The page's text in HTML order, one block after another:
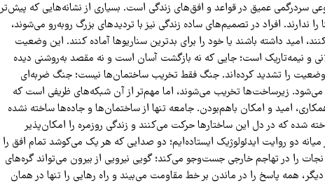
سردرگمی عمیق در قواعد و افق‌های زندگی است. بسیاری از نشانه‌هایی که پیش‌تر
ندارند. افراد در تصمیم‌های ساده زندگی نیز با تردیدهای بزرگ روبه‌رو می‌شوند،
امید داشته باشند یا خود را برای بدترین سناریوها آماده کنند. این وضعیت
و نیمه‌تاریک است؛ جایی که نه بازگشت آسان است و نه مقصد به‌روشنی دیده
را تشدید کرده‌اند. جنگ فقط تخریب ساختمان‌ها نیست؛ جنگ ضربه‌ای
زیرساخت‌ها تخریب می‌شوند، اما مهم‌تر از آن شبکه‌های ظریفی است که
امید و امکان باهم‌بودن. جامعه تنها از ساختمان‌ها و جاده‌ها ساخته نشده
شده که در دل این ساختارها حرکت می‌کنند و زندگی روزمره را امکان‌پذیر
دو روایت ایدئولوژیک ایستاده‌ایم؛ دو صدایی که هر یک می‌کوشد تمام افق را
را در تهاجم خارجی جست‌وجو می‌کند؛ گویی نیرویی از بیرون می‌تواند گره‌های
همه پاسخ را در ماندن بر خط مقاومت می‌بیند و راه رهایی را تنها در همان